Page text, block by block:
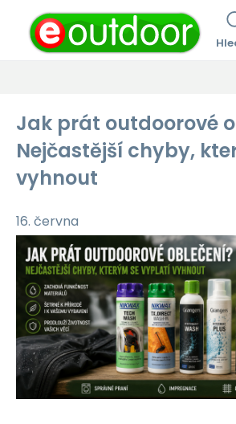
Jak prát outdoorové
Nejčastější chyby,
vyhnout
16. června